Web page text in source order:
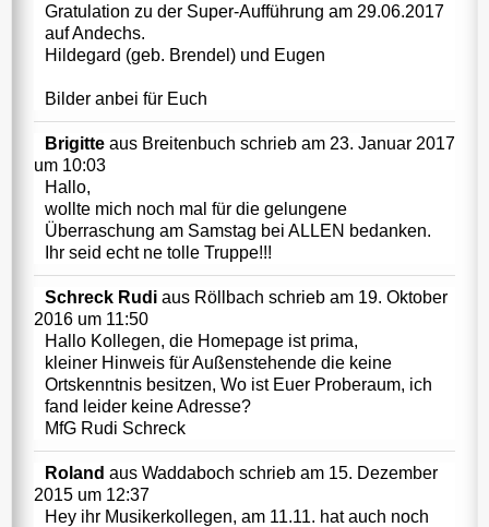
Gratulation zu der Super-Aufführung am 29.06.2017
auf Andechs.
Hildegard (geb. Brendel) und Eugen
Bilder anbei für Euch
Brigitte aus Breitenbuch schrieb am 23. Januar 2017
um 10:03
Hallo,
wollte mich noch mal für die gelungene
Überraschung am Samstag bei ALLEN bedanken.
Ihr seid echt ne tolle Truppe!!!
Schreck Rudi aus Röllbach schrieb am 19. Oktober
2016 um 11:50
Hallo Kollegen, die Homepage ist prima,
kleiner Hinweis für Außenstehende die keine
Ortskenntnis besitzen, Wo ist Euer Proberaum, ich
fand leider keine Adresse?
MfG Rudi Schreck
Roland aus Waddaboch schrieb am 15. Dezember
2015 um 12:37
Hey ihr Musikerkollegen, am 11.11. hat auch noch